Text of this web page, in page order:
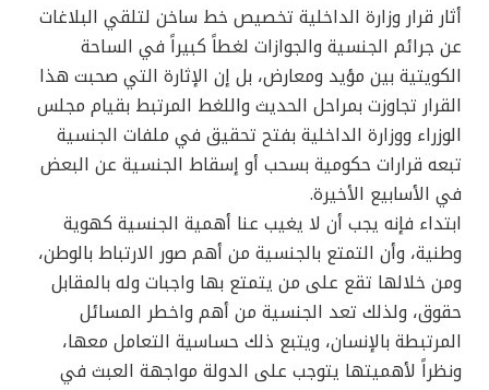
أثار قرار وزارة الداخلية تخصيص خط ساخن لتلقي البلاغات
عن جرائم الجنسية والجوازات لغطاً كبيراً في الساحة
الكويتية بين مؤيد ومعارض، بل إن الإثارة التي صحبت هذا
القرار تجاوزت بمراحل الحديث واللغط المرتبط بقيام مجلس
الوزراء ووزارة الداخلية بفتح تحقيق في ملفات الجنسية
تبعه قرارات حكومية بسحب أو إسقاط الجنسية عن البعض
في الأسابيع الأخيرة.
ابتداء فإنه يجب أن لا يغيب عنا أهمية الجنسية كهوية
وطنية، وأن التمتع بالجنسية من أهم صور الارتباط بالوطن،
ومن خلالها تقع على من يتمتع بها واجبات وله بالمقابل
حقوق، ولذلك تعد الجنسية من أهم واخطر المسائل
المرتبطة بالإنسان، ويتبع ذلك حساسية التعامل معها،
ونظراً لأهميتها يتوجب على الدولة مواجهة العبث في